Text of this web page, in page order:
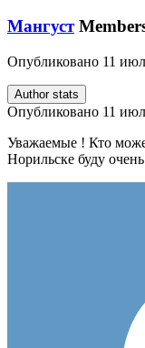
Мангуст
Опубликовано 11
Author stats
Опубликовано 11
Уважаемые ! Кто
Норильске буду